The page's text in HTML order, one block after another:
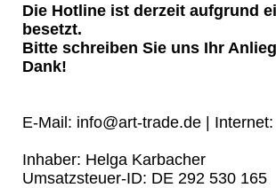
Die Hotline ist derzeit aufgrund
besetzt.
Bitte schreiben Sie uns Ihr
Dank!
E-Mail: info@art-trade.de |
Inhaber: Helga Karbacher
Umsatzsteuer-ID: DE 292 530 165